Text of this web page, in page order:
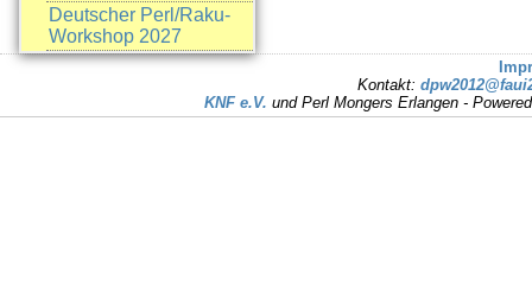
Deutscher Perl/Raku-
Workshop 2027
Kontakt:
KNF e.V. und Perl Mongers Erlangen -